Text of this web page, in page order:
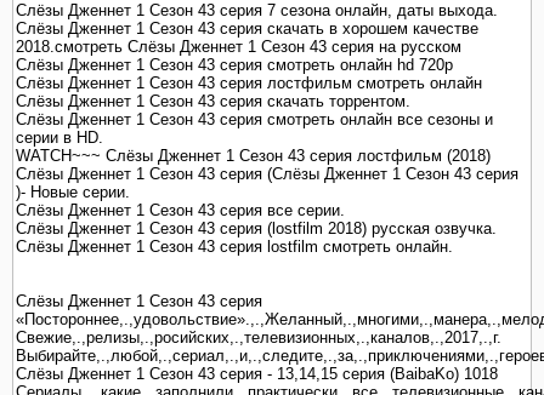
Слёзы Дженнет 1 Сезон 43 серия 7 сезона онлайн, даты выхода.
Слёзы Дженнет 1 Сезон 43 серия скачать в хорошем качестве
2018.смотреть Слёзы Дженнет 1 Сезон 43 серия на русском
Слёзы Дженнет 1 Сезон 43 серия смотреть онлайн hd 720p
Слёзы Дженнет 1 Сезон 43 серия лостфильм смотреть онлайн
Слёзы Дженнет 1 Сезон 43 серия скачать торрентом.
Слёзы Дженнет 1 Сезон 43 серия смотреть онлайн все сезоны и
серии в HD.
WATCH~~~ Слёзы Дженнет 1 Сезон 43 серия лостфильм (2018)
Слёзы Дженнет 1 Сезон 43 серия (Слёзы Дженнет 1 Сезон 43 серия
)- Новые серии.
Слёзы Дженнет 1 Сезон 43 серия все серии.
Слёзы Дженнет 1 Сезон 43 серия (lostfilm 2018) русская озвучка.
Слёзы Дженнет 1 Сезон 43 серия lostfilm смотреть онлайн.
Слёзы Дженнет 1 Сезон 43 серия
Свежие,.,релизы,.,росийских,.,телевизионных,.,каналов,.,2017,.,г.
Слёзы Дженнет 1 Сезон 43 серия - 13,14,15 серия (BaibaKo) 1018